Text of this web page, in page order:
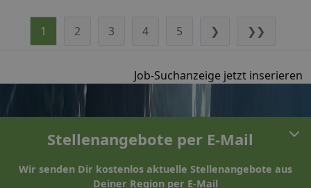
1 2 3 4 5 ❯ ❯❯
Job-Suchanzeige jetzt inserieren
Stellenangebote per E-Mail
Wir senden Dir kostenlos aktuelle Stellenangebote aus
Deiner Region per E-Mail